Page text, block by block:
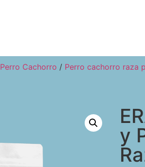
Perro Cachorro / Perro cachorro raza
y